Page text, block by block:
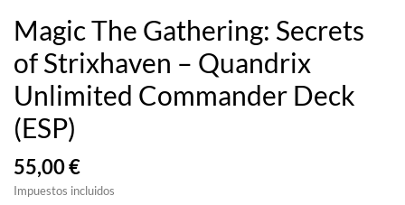
Magic The Gathering: Secrets
of Strixhaven – Quandrix
Unlimited Commander Deck
(ESP)
55,00 €
Impuestos incluidos